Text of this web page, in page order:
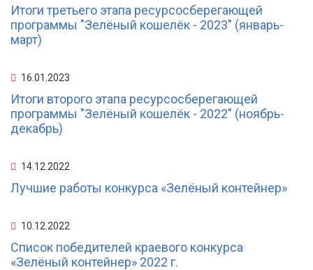
Итоги третьего этапа ресурсосберегающей
программы "Зелёный кошелёк - 2023" (январь-
март)
16.01.2023
Итоги второго этапа ресурсосберегающей
программы "Зелёный кошелёк - 2022" (ноябрь-
декабрь)
14.12.2022
Лучшие работы конкурса «Зелёный контейнер»
10.12.2022
Список победителей краевого конкурса
«Зелёный контейнер» 2022 г.